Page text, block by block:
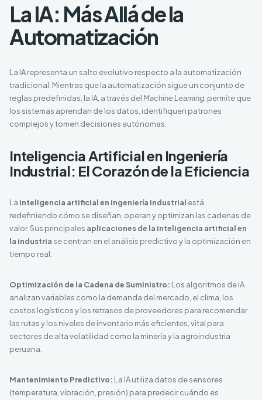
La IA: Más Allá de la
Automatización
La IA representa un salto evolutivo respecto a la automatización
tradicional. Mientras que la automatización sigue un conjunto de
reglas predefinidas, la IA, a través delMachine Learning, permite que
los sistemas aprendan de los datos, identifiquen patrones
complejos y tomen decisiones autónomas.
Inteligencia Artificial en Ingeniería
Industrial: El Corazón de la Eficiencia
La inteligencia artificial en ingeniería industrial está
redefiniendo cómo se diseñan, operan y optimizan las cadenas de
valor. Sus principales aplicaciones de la inteligencia artificial en
la industriase centran en el análisis predictivo y la optimización en
tiempo real.
Optimización de la Cadena de Suministro: Los algoritmos de IA
analizan variables como la demanda del mercado, el clima, los
costos logísticos y los retrasos de proveedores para recomendar
las rutas y los niveles de inventario más eficientes, vital para
sectores de alta volatilidad como la minería y la agroindustria
peruana.
Mantenimiento Predictivo: La IA utiliza datos de sensores
(temperatura, vibración, presión) para predecir cuándo es